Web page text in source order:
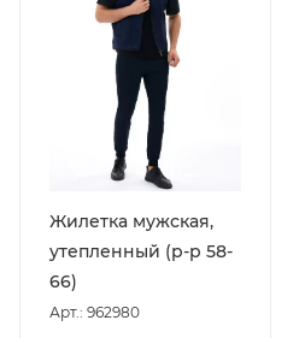
Жилетка мужская,
утепленный (р-р 58-
66)
Арт.: 962980